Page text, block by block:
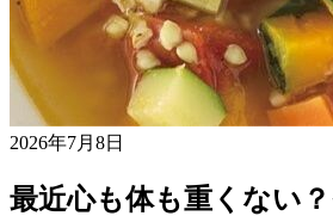
2026年7月8日
最近心も体も重くない